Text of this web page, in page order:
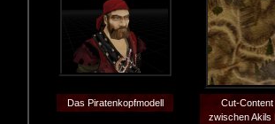
Das Piratenkopfmodell
Cut-Content
zwischen Akils